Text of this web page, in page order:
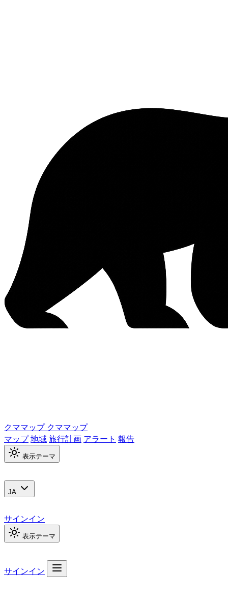
クママップ クママップ
マップ地域旅行計画 アラート 報告
表示テーマ
JA
サインイン
表示テーマ
サインイン